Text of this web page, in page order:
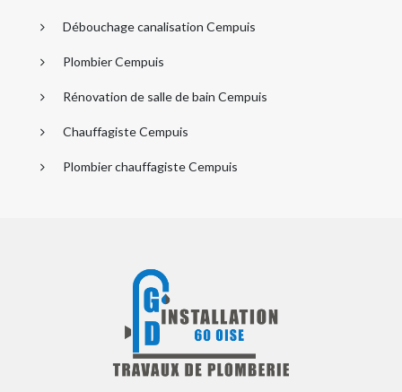
Débouchage canalisation Cempuis
Plombier Cempuis
Rénovation de salle de bain Cempuis
Chauffagiste Cempuis
Plombier chauffagiste Cempuis